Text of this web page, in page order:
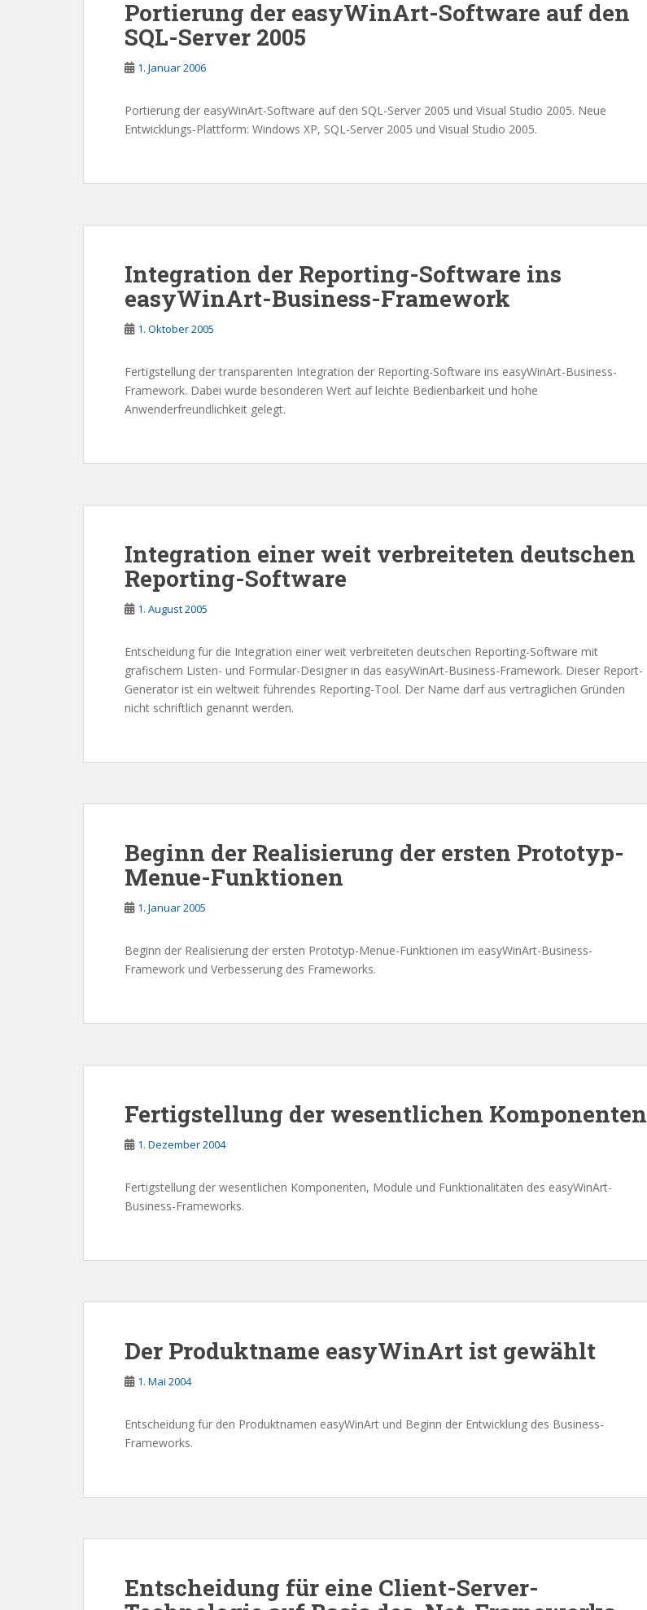
Portierung der easyWinArt-Software auf den
SQL-Server 2005
1. Januar 2006
Portierung der easyWinArt-Software auf den SQL-Server 2005 und Visual Studio 2005. Neue
Entwicklungs-Plattform: Windows XP, SQL-Server 2005 und Visual Studio 2005.
Integration der Reporting-Software ins
easyWinArt-Business-Framework
1. Oktober 2005
Fertigstellung der transparenten Integration der Reporting-Software ins easyWinArt-Business-
Framework. Dabei wurde besonderen Wert auf leichte Bedienbarkeit und hohe
Anwenderfreundlichkeit gelegt.
Integration einer weit verbreiteten deutschen
Reporting-Software
1. August 2005
Entscheidung für die Integration einer weit verbreiteten deutschen Reporting-Software mit
grafischem Listen- und Formular-Designer in das easyWinArt-Business-Framework. Dieser Report-
Generator ist ein weltweit führendes Reporting-Tool. Der Name darf aus vertraglichen Gründen
nicht schriftlich genannt werden.
Beginn der Realisierung der ersten Prototyp-
Menue-Funktionen
1. Januar 2005
Beginn der Realisierung der ersten Prototyp-Menue-Funktionen im easyWinArt-Business-
Framework und Verbesserung des Frameworks.
Fertigstellung der wesentlichen Komponenten
1. Dezember 2004
Fertigstellung der wesentlichen Komponenten, Module und Funktionalitäten des easyWinArt-
Business-Frameworks.
Der Produktname easyWinArt ist gewählt
1. Mai 2004
Entscheidung für den Produktnamen easyWinArt und Beginn der Entwicklung des Business-
Frameworks.
Entscheidung für eine Client-Server-